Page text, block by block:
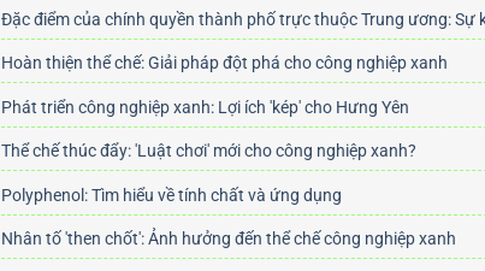
Đặc điểm của chính quyền thành phố trực thuộc Trung ương: Sự
Hoàn thiện thể chế: Giải pháp đột phá cho công nghiệp xanh
Phát triển công nghiệp xanh: Lợi ích 'kép' cho Hưng Yên
Thể chế thúc đẩy: 'Luật chơi' mới cho công nghiệp xanh?
Polyphenol: Tìm hiểu về tính chất và ứng dụng
Nhân tố 'then chốt': Ảnh hưởng đến thể chế công nghiệp xanh